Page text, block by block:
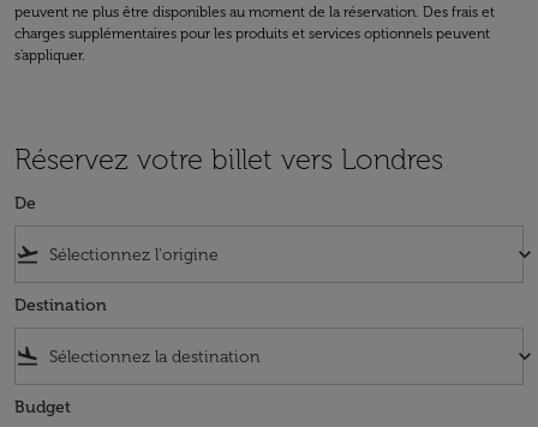
peuvent ne plus être disponibles au moment de la réservation. Des frais et
charges supplémentaires pour les produits et services optionnels peuvent
s'appliquer.
Réservez votre billet vers Londres
De
flight_takeoff keyboard_arrow_down
Destination
flight_land keyboard_arrow_down
Budget